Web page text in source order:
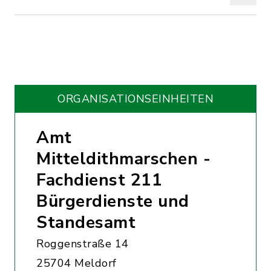
ORGANISATIONS­EINHEITEN
Amt
Mitteldithmarschen -
Fachdienst 211
Bürgerdienste und
Standesamt
Roggenstraße 14
25704 Meldorf